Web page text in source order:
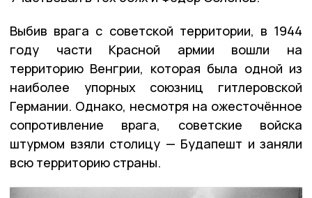
Выбив врага с советской территории, в 1944
году части Красной армии вошли на
территорию Венгрии, которая была одной из
наиболее упорных союзниц гитлеровской
Германии. Однако, несмотря на ожесточённое
сопротивление врага, советские войска
штурмом взяли столицу — Будапешт и заняли
всю территорию страны.